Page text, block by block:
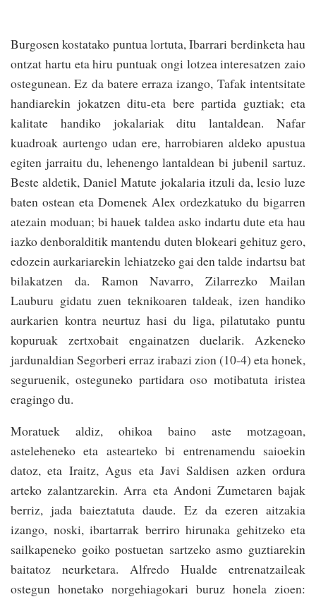
Burgosen kostatako puntua lortuta, Ibarrari berdinketa hau
ontzat hartu eta hiru puntuak ongi lotzea interesatzen zaio
ostegunean. Ez da batere erraza izango, Tafak intentsitate
handiarekin jokatzen ditu-eta bere partida guztiak; eta
kalitate handiko jokalariak ditu lantaldean. Nafar
kuadroak aurtengo udan ere, harrobiaren aldeko apustua
egiten jarraitu du, lehenengo lantaldean bi jubenil sartuz.
Beste aldetik, Daniel Matute jokalaria itzuli da, lesio luze
baten ostean eta Domenek Alex ordezkatuko du bigarren
atezain moduan; bi hauek taldea asko indartu dute eta hau
iazko denboralditik mantendu duten blokeari gehituz gero,
edozein aurkariarekin lehiatzeko gai den talde indartsu bat
bilakatzen da. Ramon Navarro, Zilarrezko Mailan
Lauburu gidatu zuen teknikoaren taldeak, izen handiko
aurkarien kontra neurtuz hasi du liga, pilatutako puntu
kopuruak zertxobait engainatzen duelarik. Azkeneko
jardunaldian Segorberi erraz irabazi zion (10-4) eta honek,
seguruenik, osteguneko partidara oso motibatuta iristea
eragingo du.
Moratuek aldiz, ohikoa baino aste motzagoan,
asteleheneko eta astearteko bi entrenamendu saioekin
datoz, eta Iraitz, Agus eta Javi Saldisen azken ordura
arteko zalantzarekin. Arra eta Andoni Zumetaren bajak
berriz, jada baieztatuta daude. Ez da ezeren aitzakia
izango, noski, ibartarrak berriro hirunaka gehitzeko eta
sailkapeneko goiko postuetan sartzeko asmo guztiarekin
baitatoz neurketara. Alfredo Hualde entrenatzaileak
ostegun honetako norgehiagokari buruz honela zioen: